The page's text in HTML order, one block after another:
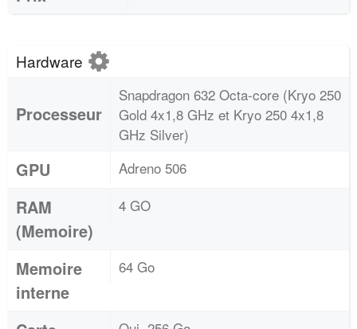
Hardware
Processeur
Snapdragon 632 Octa-core (Kryo 250
Gold 4x1,8 GHz et Kryo 250 4x1,8
GHz Silver)
GPU Adreno 506
RAM
(Memoire)
4 GO
Memoire
interne
64 Go